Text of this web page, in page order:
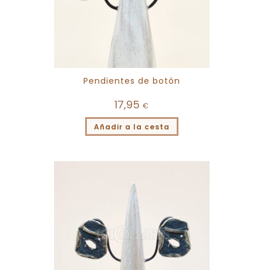
Pendientes de botón
17,95 €
Añadir a la cesta